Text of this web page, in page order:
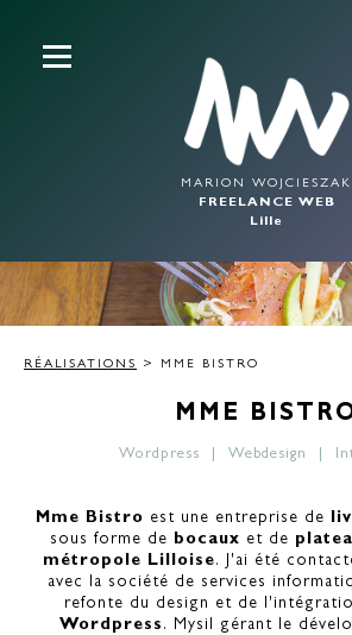
MARION WOJCIESZAK
FREELANCE WEB
Lille
RÉALISATIONS > MME BISTRO
MME
Wordpress Webdesign
Mme Bistro est une entreprise de
sous forme de bocaux et de
métropole Lilloise. J'ai été
avec la société de services
refonte du design et de
Wordpress . Mysil gérant le